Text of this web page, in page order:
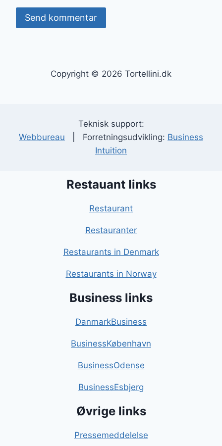
Copyright © 2026 Tortellini.dk
Teknisk support:
Webbureau | Forretningsudvikling: Business
Intuition
Restauant links
Restaurant
Restauranter
Restaurants in Denmark
Restaurants in Norway
Business links
DanmarkBusiness
BusinessKøbenhavn
BusinessOdense
BusinessEsbjerg
Øvrige links
Pressemeddelelse